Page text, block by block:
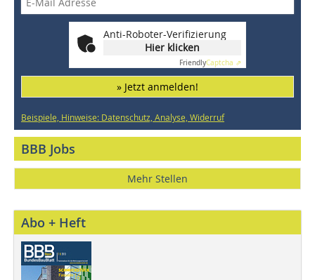
Anti-Roboter-Verifizierung
Hier klicken
FriendlyCaptcha ⇗
» Jetzt anmelden!
Beispiele, Hinweise: Datenschutz, Analyse, Widerruf
BBB Jobs
Mehr Stellen
Abo + Heft